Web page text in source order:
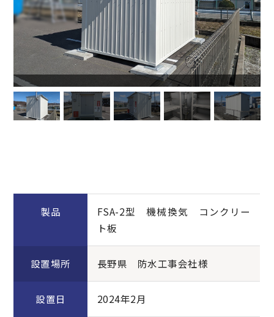
製品
FSA-2型 機械換気 コンクリー
ト板
設置場所 長野県 防水工事会社様
設置日 2024年2月